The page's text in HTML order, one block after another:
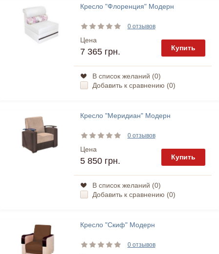
Кресло "Флоренция" Модерн
0 отзывов
Цена
7 365 грн. Купить
В список желаний (0)
Добавить к сравнению (0)
Кресло "Меридиан" Модерн
0 отзывов
Цена
5 850 грн. Купить
В список желаний (0)
Добавить к сравнению (0)
Кресло "Скиф" Модерн
0 отзывов